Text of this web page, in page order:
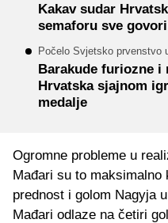
Kakav sudar
semaforu sve
Počelo Svjetsko prvenstvo
Barakude furiozne i
Hrvatska sjajnom
medalje
Ogromne probleme u
Mađari su to maksimalno
prednost i golom Nagyja
Mađari odlaze na četiri